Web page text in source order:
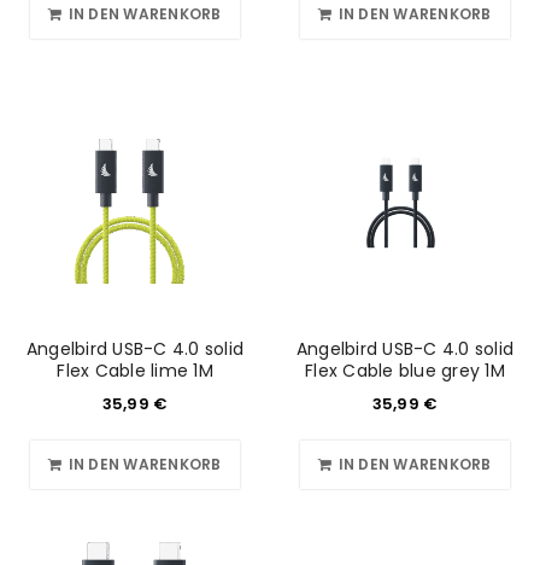
IN DEN WARENKORB IN DEN WARENKORB
Angelbird USB-C 4.0 solid
Flex Cable lime 1M
35,99 €
IN DEN WARENKORB
Angelbird USB-C 4.0 solid
Flex Cable blue grey 1M
35,99 €
IN DEN WARENKORB